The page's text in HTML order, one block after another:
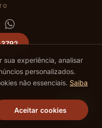
reservados · Bauru – SP ·
sua experiência, analisar
personalizados.
não essenciais. Saiba
Aceitar cookies